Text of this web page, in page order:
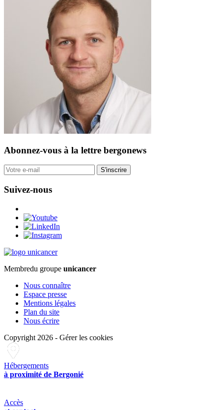
Abonnez-vous à la lettre bergonews
S'inscrire
Suivez-nous
Membredu groupe unicancer
Nous connaître
Espace presse
Mentions légales
Plan du site
Nous écrire
Copyright 2026 - Gérer les cookies
Hébergements
à proximité de Bergonié
Accès